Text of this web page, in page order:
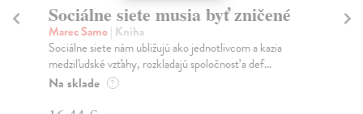
Sociálne siete musia byť zničené
Marec Samo| Kniha
Sociálne siete nám ubližujú ako jednotlivcom a kazia
medziľudské vzťahy, rozkladajú spoločnosť a def...
Na sklade ?